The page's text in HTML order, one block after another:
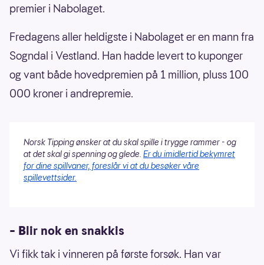
premier i Nabolaget.
Fredagens aller heldigste i Nabolaget er en mann fra
Sogndal i Vestland. Han hadde levert to kuponger
og vant både hovedpremien på 1 million, pluss 100
000 kroner i andrepremie.
Norsk Tipping ønsker at du skal spille i trygge rammer - og
at det skal gi spenning og glede. Er du imidlertid bekymret
for dine spillvaner, foreslår vi at du besøker våre
spillevettsider.
– Blir nok en snakkis
Vi fikk tak i vinneren på første forsøk. Han var